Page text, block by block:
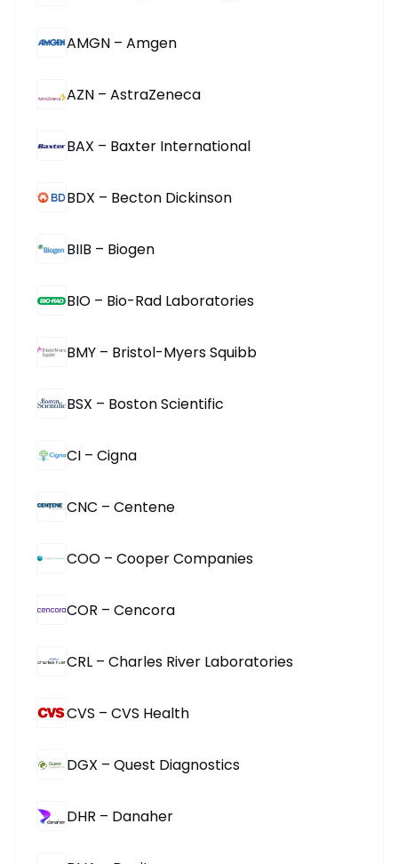
AMGN – Amgen
AZN – AstraZeneca
BAX – Baxter International
BDX – Becton Dickinson
BIIB – Biogen
BIO – Bio-Rad Laboratories
BMY – Bristol-Myers Squibb
BSX – Boston Scientific
CI – Cigna
CNC – Centene
COO – Cooper Companies
COR – Cencora
CRL – Charles River Laboratories
CVS – CVS Health
DGX – Quest Diagnostics
DHR – Danaher